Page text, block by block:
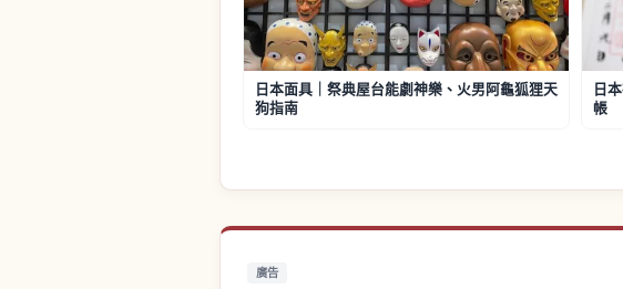
日本面具｜祭典屋台能劇神樂、火男阿龜狐狸天
狗指南
日
帳
廣告